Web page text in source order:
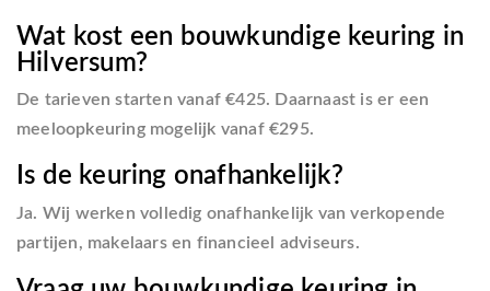
Wat kost een bouwkundige keuring in
Hilversum?
De tarieven starten vanaf €425. Daarnaast is er een
meeloopkeuring mogelijk vanaf €295.
Is de keuring onafhankelijk?
Ja. Wij werken volledig onafhankelijk van verkopende
partijen, makelaars en financieel adviseurs.